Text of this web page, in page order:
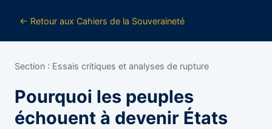
← Retour aux Cahiers de la Souveraineté
Section : Essais critiques et analyses de rupture
Pourquoi les peuples
échouent à devenir États